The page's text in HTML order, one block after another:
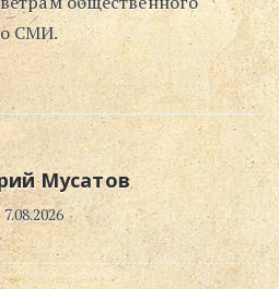
СМИ.
Мусатов
7.08.2026